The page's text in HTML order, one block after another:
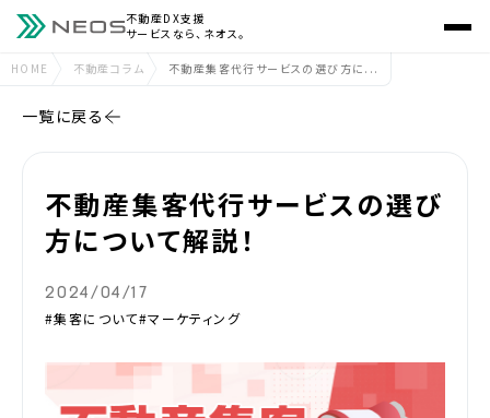
不動産DX支援
サービスなら、ネオス。
HOME 不動産コラム 不動産集客代行サービスの選び方に...
一覧に戻る
不動産集客代行サービスの選び
方について解説！
2024/04/17
#集客について#マーケティング